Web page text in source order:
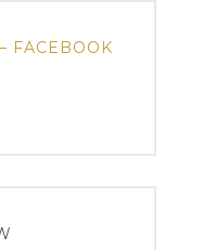
FACEBOOK